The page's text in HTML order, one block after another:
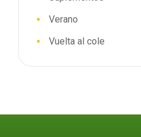
Verano
Vuelta al cole